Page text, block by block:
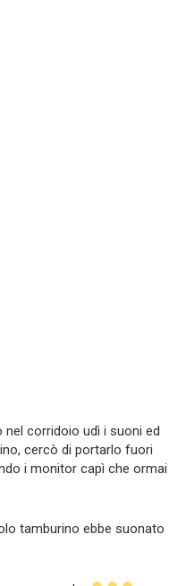
corridoio udì i suoni ed
cercò di portarlo fuori
i monitor capì che ormai
tamburino ebbe suonato